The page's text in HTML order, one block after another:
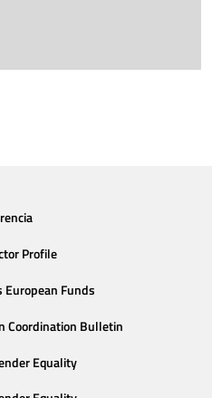
Profile
European Funds
Coordination Bulletin
Equality